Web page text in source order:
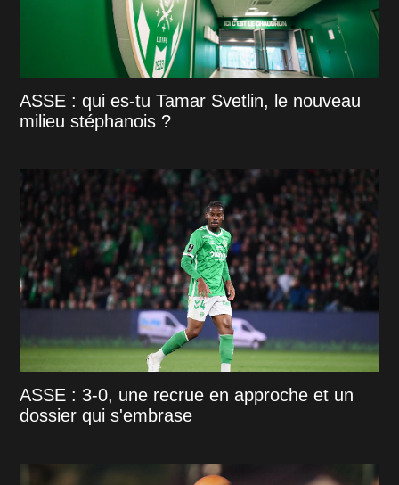
ASSE : qui es-tu Tamar Svetlin, le nouveau
milieu stéphanois ?
ASSE : 3-0, une recrue en approche et un
dossier qui s'embrase